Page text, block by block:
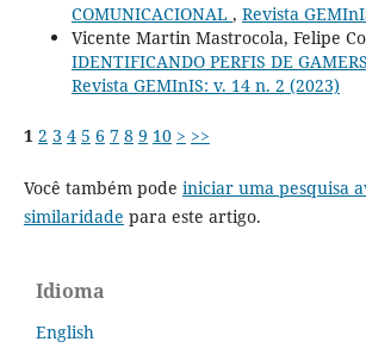
COMUNICACIONAL , Revista
Vicente Martin Mastrocola, Felipe
IDENTIFICANDO PERFIS DE
Revista GEMInIS: v. 14 n. 2 (2023)
1 2 3 4 5 6 7 8 9 10 > >>
Você também pode iniciar uma pesquisa
similaridade para este artigo.
Idioma
English